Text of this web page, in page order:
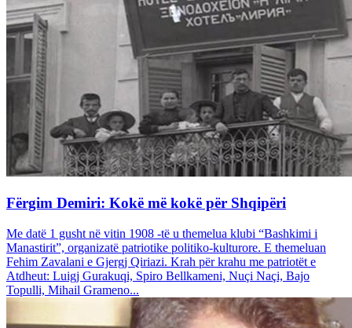
Fërgim Demiri: Kokë më kokë për Shqipëri
Me datë 1 gusht në vitin 1908 -të u themelua klubi “Bashkimi i
Manastirit”, organizatë patriotike politiko-kulturore. E themeluan
Fehim Zavalani e Gjergj Qiriazi. Krah për krahu me patriotët e
Atdheut: Luigj Gurakuqi, Spiro Bellkameni, Nuçi Naçi, Bajo
Topulli, Mihail Grameno...